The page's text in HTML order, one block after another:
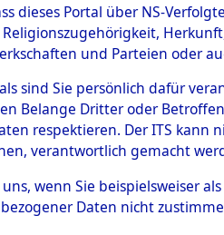
von
Toter aus
Ort ihrer
dieses Portal über NS-
und Parteien oder
sind Sie persönlich dafür
Belange Dritter oder
respektieren. Der ITS
verantwortlich gemacht
uns, wenn Sie beispielsweiser
Daten nicht